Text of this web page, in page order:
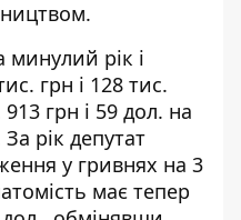
минулий рік і
грн і 128 тис.
грн і 59 дол. на
рік депутат
у гривнях на 3
має тепер